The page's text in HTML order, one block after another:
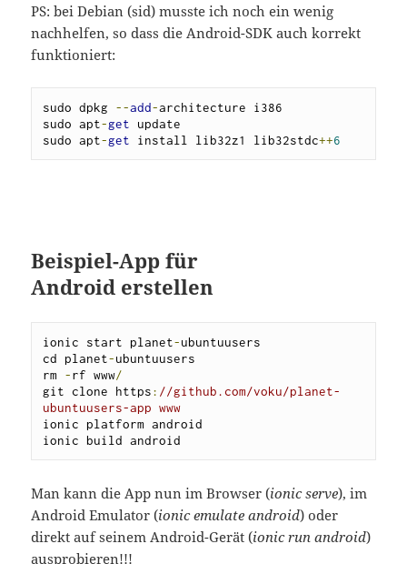
PS: bei Debian (sid) musste ich noch ein wenig
nachhelfen, so dass die Android-SDK auch korrekt
funktioniert:
sudo dpkg --add-architecture i386
sudo apt-get update
sudo apt-get install lib32z1 lib32stdc++6
Beispiel-App für
Android erstellen
ionic start planet-ubuntuusers
cd planet-ubuntuusers
rm -rf www/
git clone https: //github.com/voku/planet-
ubuntuusers-app www
ionic platform android
ionic build android
Man kann die App nun im Browser (ionic serve), im
Android Emulator (ionic emulate android) oder
direkt auf seinem Android-Gerät (ionic run android)
ausprobieren!!!